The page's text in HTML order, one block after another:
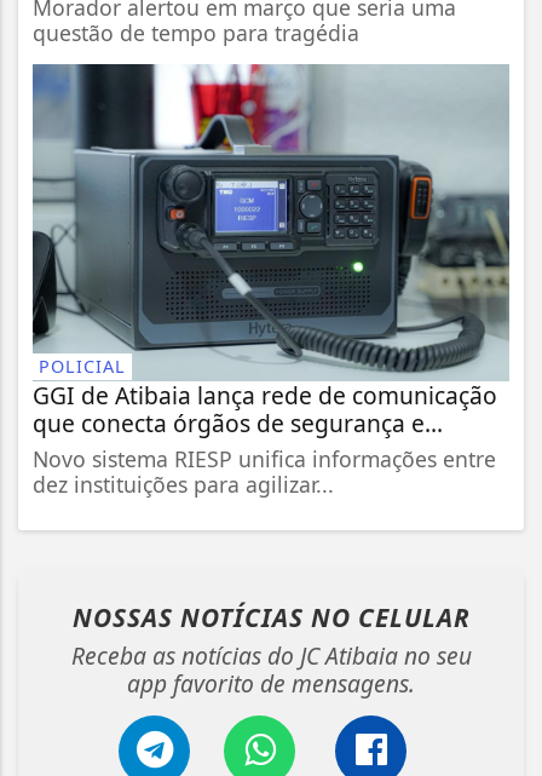
Morador alertou em março que seria uma
questão de tempo para tragédia
POLICIAL
GGI de Atibaia lança rede de comunicação
que conecta órgãos de segurança e...
Novo sistema RIESP unifica informações entre
dez instituições para agilizar...
NOSSAS NOTÍCIAS NO CELULAR
Receba as notícias do JC Atibaia no seu
app favorito de mensagens.